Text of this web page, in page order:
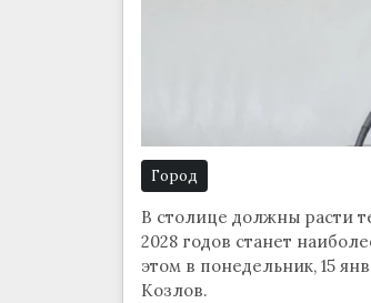
Город
В столице должны расти
2028 годов станет
этом в понедельник, 15
Козлов.